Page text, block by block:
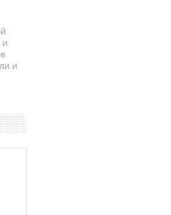
и
и